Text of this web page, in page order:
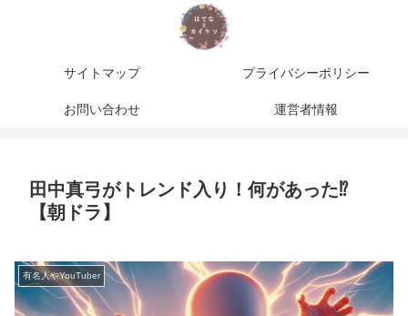
サイトマップ プライバシーポリシー
お問い合わせ 運営者情報
田中真弓がトレンド入り！何があった⁉
【朝ドラ】
有名人やYouTuber